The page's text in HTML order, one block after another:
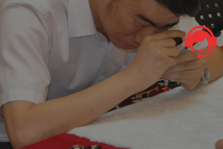
典当融资
房产典当
创新业务